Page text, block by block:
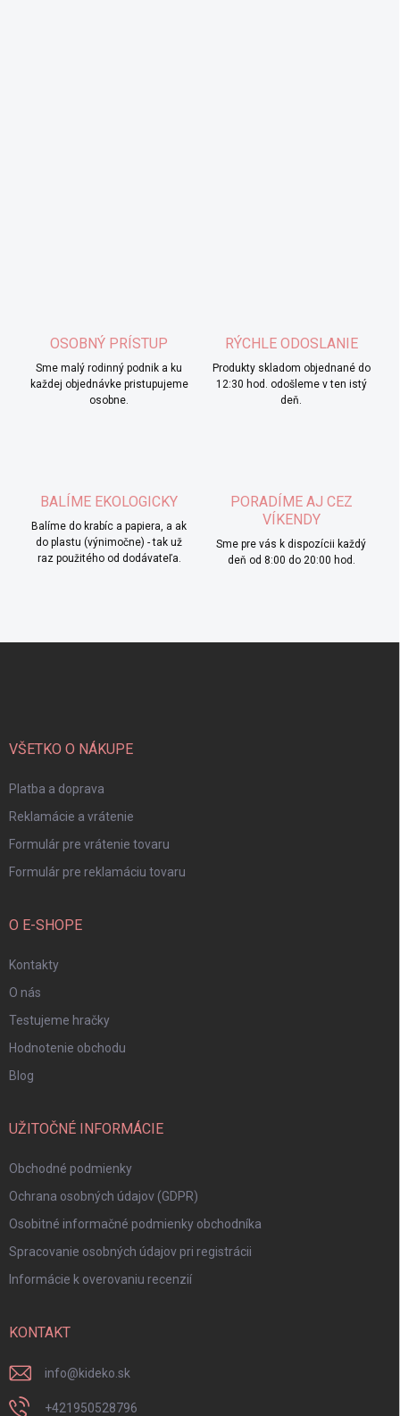
OSOBNÝ PRÍSTUP
Sme malý rodinný podnik a ku
každej objednávke pristupujeme
osobne.
RÝCHLE ODOSLANIE
Produkty skladom objednané do
12:30 hod. odošleme v ten istý
deň.
BALÍME EKOLOGICKY
Balíme do krabíc a papiera, a ak
do plastu (výnimočne) - tak už
raz použitého od dodávateľa.
PORADÍME AJ CEZ
VÍKENDY
Sme pre vás k dispozícii každý
deň od 8:00 do 20:00 hod.
VŠETKO O NÁKUPE
Platba a doprava
Reklamácie a vrátenie
Formulár pre vrátenie tovaru
Formulár pre reklamáciu tovaru
O E-SHOPE
Kontakty
O nás
Testujeme hračky
Hodnotenie obchodu
Blog
UŽITOČNÉ INFORMÁCIE
Obchodné podmienky
Ochrana osobných údajov (GDPR)
Osobitné informačné podmienky obchodníka
Spracovanie osobných údajov pri registrácii
Informácie k overovaniu recenzií
KONTAKT
info@kideko.sk
+421950528796